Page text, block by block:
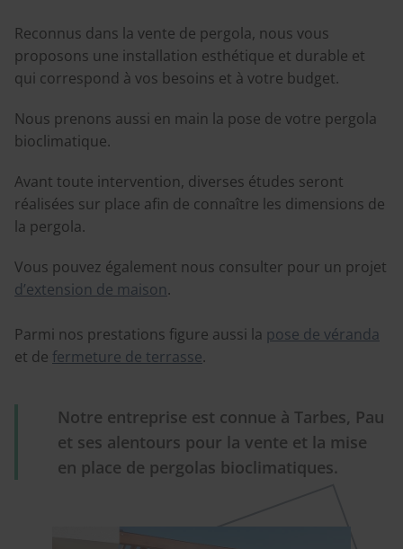
Reconnus dans la vente de pergola, nous vous
proposons une installation esthétique et durable et
qui correspond à vos besoins et à votre budget.
Nous prenons aussi en main la pose de votre pergola
bioclimatique.
Avant toute intervention, diverses études seront
réalisées sur place afin de connaître les dimensions de
la pergola.
Vous pouvez également nous consulter pour un projet
d’extension de maison.
Parmi nos prestations figure aussi la pose de véranda
et de fermeture de terrasse.
Notre entreprise est connue à Tarbes, Pau
et ses alentours pour la vente et la mise
en place de pergolas bioclimatiques.